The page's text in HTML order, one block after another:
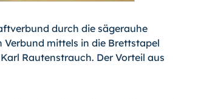
durch die sägerauhe
mittels in die Brettstapel
Rautenstrauch. Der Vorteil aus